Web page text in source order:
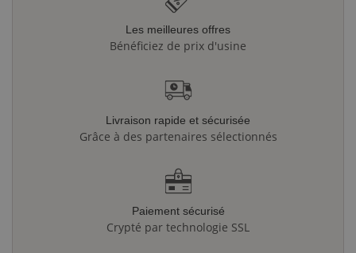
Les meilleures offres
Bénéficiez de prix d'usine
Livraison rapide et sécurisée
Grâce à des partenaires sélectionnés
Paiement sécurisé
Crypté par technologie SSL